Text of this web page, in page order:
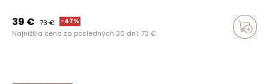
39 € 73€ -47%
Najnižšia cena za posledných 30 dní: 73 €